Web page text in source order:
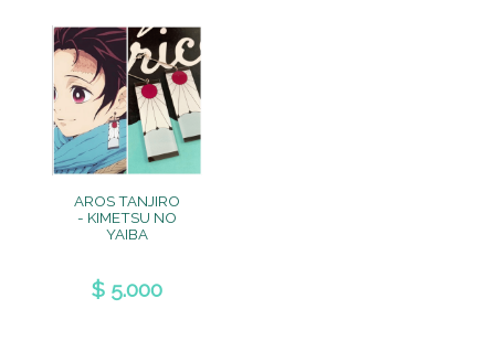
AROS TANJIRO
- KIMETSU NO
YAIBA
$ 5.000